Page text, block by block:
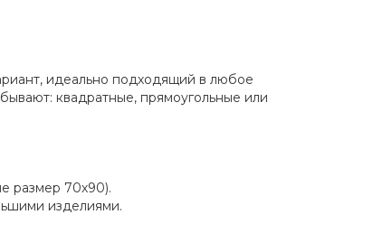
идеально подходящий в любое
квадратные, прямоугольные или
размер 70х90).
изделиями.